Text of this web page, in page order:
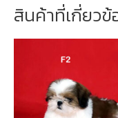
สินค้าที่เกี่ยวข้